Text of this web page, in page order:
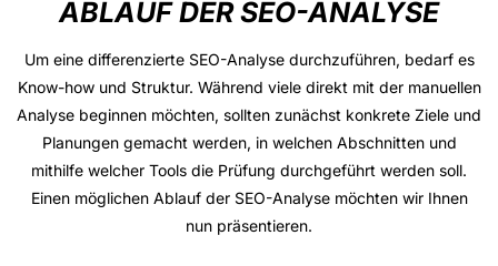
ABLAUF DER SEO-ANALYSE
Um eine differenzierte SEO-Analyse durchzuführen, bedarf es
Know-how und Struktur. Während viele direkt mit der manuellen
Analyse beginnen möchten, sollten zunächst konkrete Ziele und
Planungen gemacht werden, in welchen Abschnitten und
mithilfe welcher Tools die Prüfung durchgeführt werden soll.
Einen möglichen Ablauf der SEO-Analyse möchten wir Ihnen
nun präsentieren.